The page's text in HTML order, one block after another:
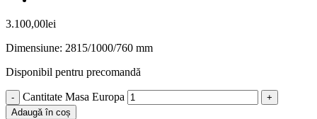
3.100,00lei
Dimensiune: 2815/1000/760 mm
Disponibil pentru precomandă
Cantitate Masa Europa
Adaugă în coș